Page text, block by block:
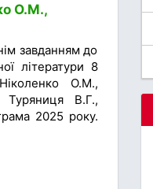
О.М.,
завданням до
літератури 8
О.М.,
В.Г.,
2025 року.